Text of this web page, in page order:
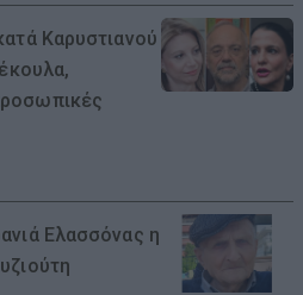
Καρυστιανού
Ελασσόνας η